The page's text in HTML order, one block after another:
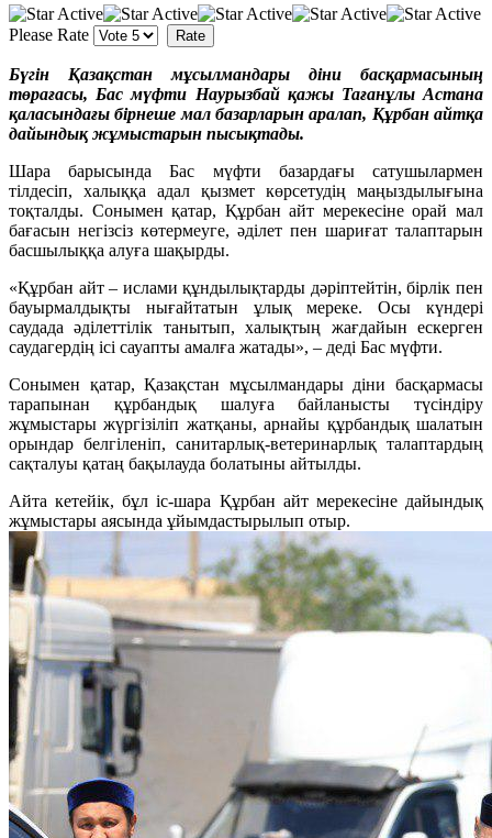
Please Rate
Бүгін Қазақстан мұсылмандары діни басқармасының
төрағасы, Бас мүфти Наурызбай қажы Тағанұлы Астана
қаласындағы бірнеше мал базарларын аралап, Құрбан айтқа
дайындық жұмыстарын пысықтады.
Шара барысында Бас мүфти базардағы сатушылармен
тілдесіп, халыққа адал қызмет көрсетудің маңыздылығына
тоқталды. Сонымен қатар, Құрбан айт мерекесіне орай мал
бағасын негізсіз көтермеуге, әділет пен шариғат талаптарын
басшылыққа алуға шақырды.
«Құрбан айт – ислами құндылықтарды дәріптейтін, бірлік пен
бауырмалдықты нығайтатын ұлық мереке. Осы күндері
саудада әділеттілік танытып, халықтың жағдайын ескерген
саудагердің ісі сауапты амалға жатады», – деді Бас мүфти.
Сонымен қатар, Қазақстан мұсылмандары діни басқармасы
тарапынан құрбандық шалуға байланысты түсіндіру
жұмыстары жүргізіліп жатқаны, арнайы құрбандық шалатын
орындар белгіленіп, санитарлық-ветеринарлық талаптардың
сақталуы қатаң бақылауда болатыны айтылды.
Айта кетейік, бұл іс-шара Құрбан айт мерекесіне дайындық
жұмыстары аясында ұйымдастырылып отыр.